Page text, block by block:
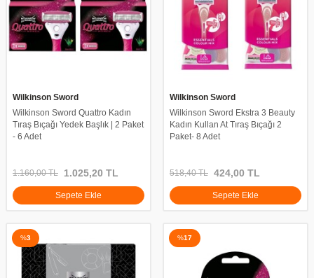
Wilkinson Sword
Wilkinson Sword Quattro Kadın
Tıraş Bıçağı Yedek Başlık | 2 Paket
- 6 Adet
1.160,00TL 1.025,20 TL
Sepete Ekle
Wilkinson Sword
Wilkinson Sword Ekstra 3 Beauty
Kadın Kullan At Tıraş Bıçağı 2
Paket- 8 Adet
518,40TL 424,00 TL
Sepete Ekle
%3 %17